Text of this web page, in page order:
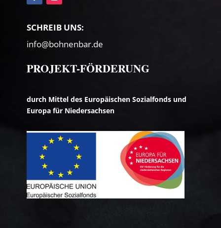
SCHREIB UNS:
info@bohnenbar.de
PROJEKT-FÖRDERUNG
durch Mittel des Europäischen Sozialfonds und
Europa für Niedersachsen